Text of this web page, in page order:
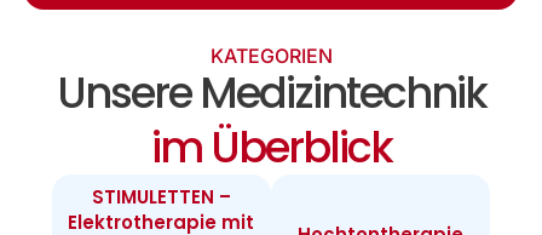
KATEGORIEN
Unsere Medizintechnik
im Überblick
STIMULETTEN –
Elektrotherapie mit